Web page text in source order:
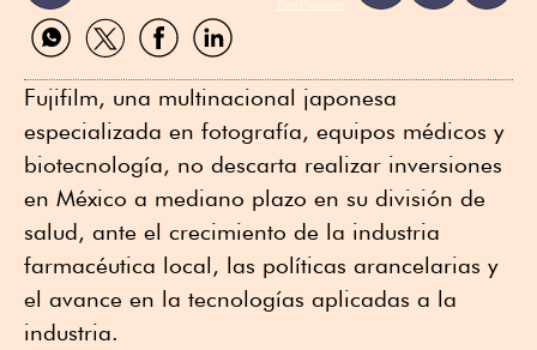
ReadSpeaker
Compartir
por
Compartir
por
Compartir
por
Compartir
por
Fujifilm, una multinacional japonesa
especializada en fotografía, equipos médicos y
biotecnología, no descarta realizar inversiones
en México a mediano plazo en su división de
salud, ante el crecimiento de la industria
farmacéutica local, las políticas arancelarias y
el avance en la tecnologías aplicadas a la
industria.